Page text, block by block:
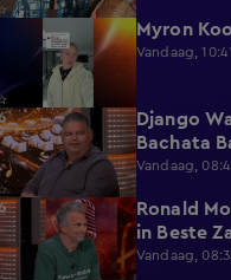
Myron
Vandaag,
2:28
Django
Bachata
Vandaag,
0:39
Ronald
in Beste
Vandaag,